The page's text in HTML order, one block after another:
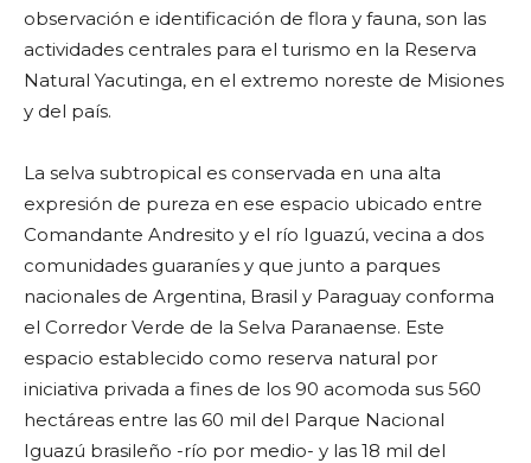
observación e identificación de flora y fauna, son las
actividades centrales para el turismo en la Reserva
Natural Yacutinga, en el extremo noreste de Misiones
y del país.
La selva subtropical es conservada en una alta
expresión de pureza en ese espacio ubicado entre
Comandante Andresito y el río Iguazú, vecina a dos
comunidades guaraníes y que junto a parques
nacionales de Argentina, Brasil y Paraguay conforma
el Corredor Verde de la Selva Paranaense. Este
espacio establecido como reserva natural por
iniciativa privada a fines de los 90 acomoda sus 560
hectáreas entre las 60 mil del Parque Nacional
Iguazú brasileño -río por medio- y las 18 mil del